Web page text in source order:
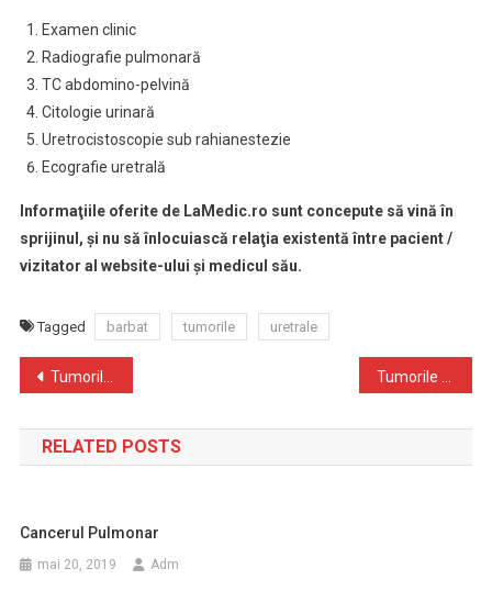
Examen clinic
Radiografie pulmonară
TC abdomino-pelvină
Citologie urinară
Uretrocistoscopie sub rahianestezie
Ecografie uretrală
Informaţiile oferite de LaMedic.ro sunt concepute să vină în
sprijinul, şi nu să înlocuiască relaţia existentă între pacient /
vizitator al website-ului şi medicul său.
Tagged barbat tumorile uretrale
Navigare
în
articole
Tumorile stromale gastrointestinale
RELATED POSTS
Cancerul Pulmonar
mai 20, 2019 Adm